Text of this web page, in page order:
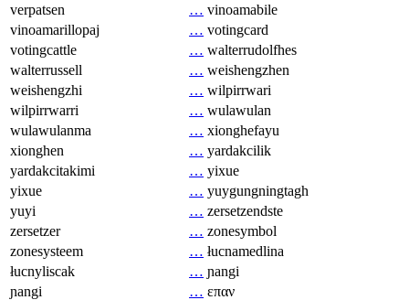
verpatsen
… vinoamabile
vinoamarillopaj
… votingcard
votingcattle
… walterrudolfhes
walterrussell
… weishengzhen
weishengzhi
… wilpirrwari
wilpirrwarri
… wulawulan
wulawulanma
… xionghefayu
xionghen
… yardakcilik
yardakcitakimi
… yixue
yixue
… yuygungningtagh
yuyi
… zersetzendste
zersetzer
… zonesymbol
zonesysteem
… łucnamedlina
łucnyliscak
… ɲangi
ɲangi
… επαν